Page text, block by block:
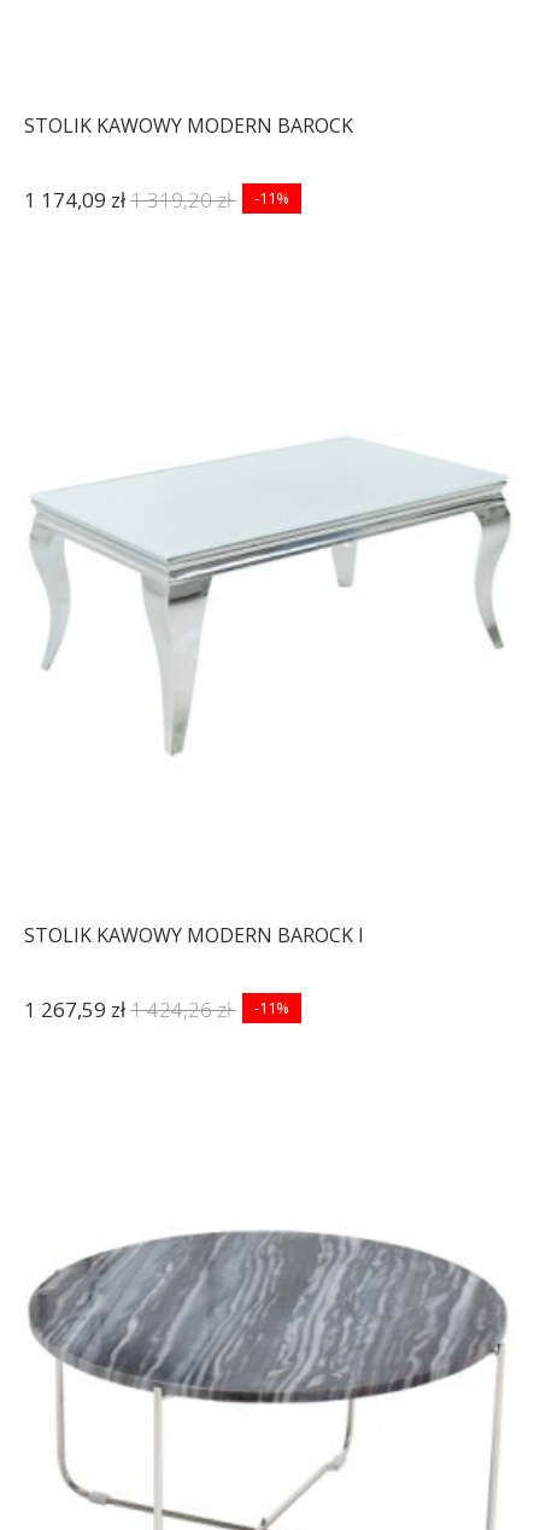
STOLIK KAWOWY MODERN BAROCK
1 174,09 zł1 319,20 zł -11%
STOLIK KAWOWY MODERN BAROCK I
1 267,59 zł1 424,26 zł -11%